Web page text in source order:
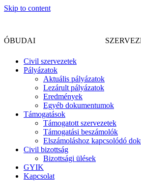
Skip to content
ÓBUDAI
Civil szervezetek
Pályázatok
Aktuális pályázatok
Lezárult pályázatok
Eredmények
Egyéb dokumentumok
Támogatások
Támogatott szervezetek
Támogatási beszámolók
Elszámoláshoz kapcsolódó
Civil bizottság
Bizottsági ülések
GYIK
Kapcsolat